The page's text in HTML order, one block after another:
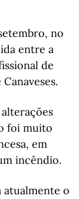
no
entre a
de
foi muito
em
incêndio.
o